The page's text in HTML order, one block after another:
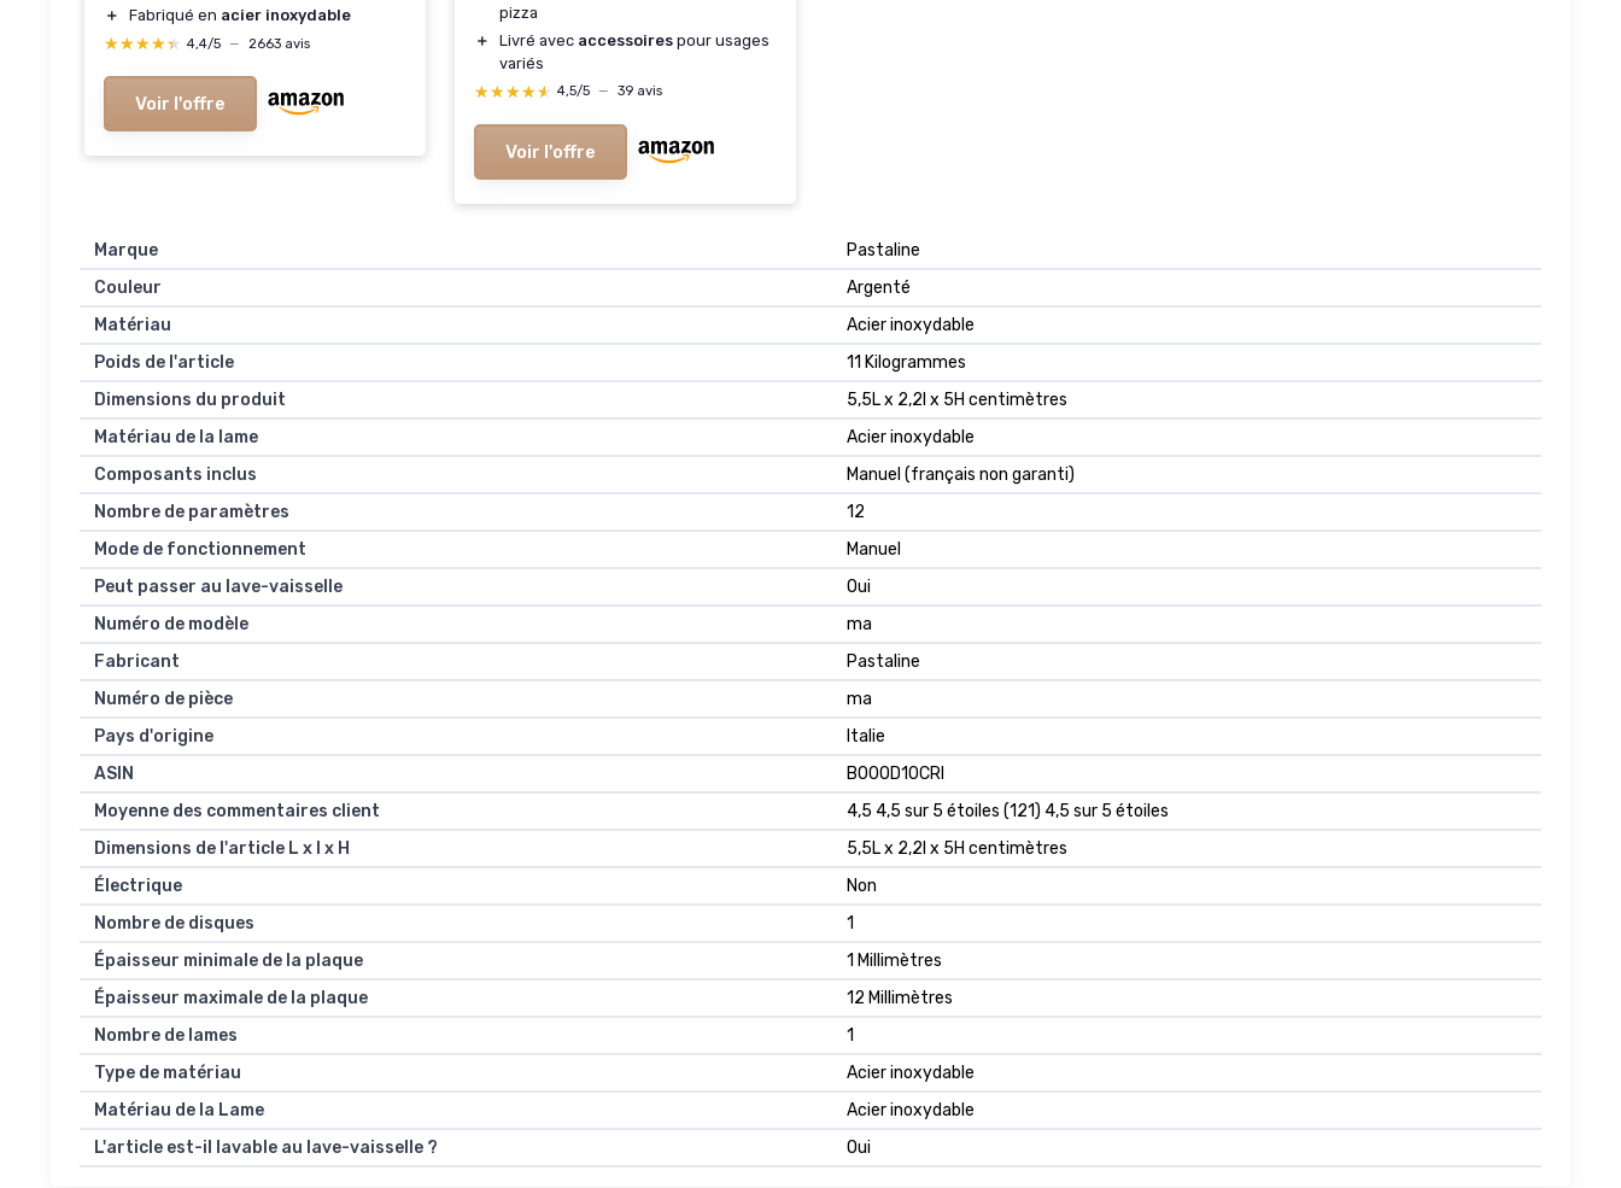
＋
Fabriqué en acier inoxydable
★★★★★
★★★★★ 4,4/5 — 2663 avis
Voir l'offre
pizza
＋
Livré avec accessoires pour usages
variés
★★★★★
★★★★★ 4,5/5 — 39 avis
Voir l'offre
Marque
Pastaline
Couleur
Argenté
Matériau
Acier inoxydable
Poids de l'article
11 Kilogrammes
Dimensions du produit
5,5L x 2,2l x 5H centimètres
Matériau de la lame
Acier inoxydable
Composants inclus
Manuel (français non garanti)
Nombre de paramètres
12
Mode de fonctionnement
Manuel
Peut passer au lave-vaisselle
Oui
Numéro de modèle
ma
Fabricant
Pastaline
Numéro de pièce
ma
Pays d'origine
Italie
ASIN
B00OD10CRI
Moyenne des commentaires client
4,5 4,5 sur 5 étoiles (121) 4,5 sur 5 étoiles
Dimensions de l'article L x l x H
5,5L x 2,2l x 5H centimètres
Électrique
Non
Nombre de disques
1
Épaisseur minimale de la plaque
1 Millimètres
Épaisseur maximale de la plaque
12 Millimètres
Nombre de lames
1
Type de matériau
Acier inoxydable
Matériau de la Lame
Acier inoxydable
L'article est-il lavable au lave-vaisselle ?
Oui